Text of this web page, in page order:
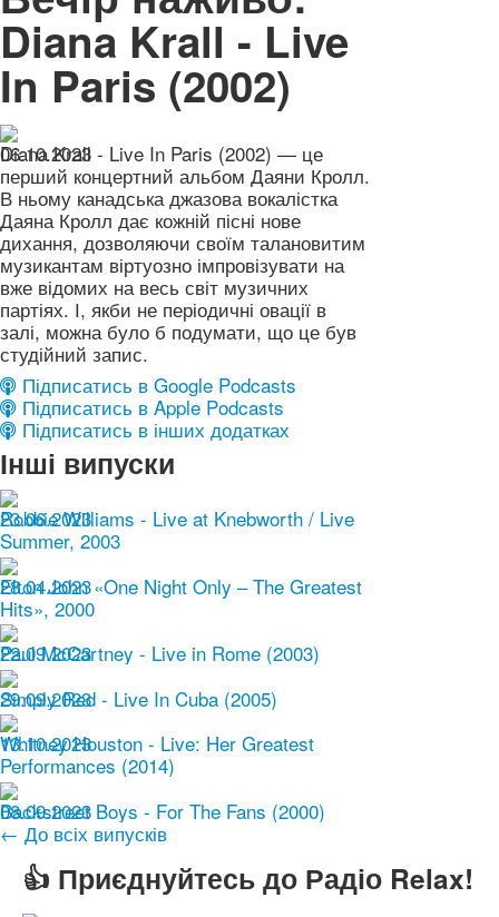
Diana Krall - Live
In Paris (2002)
06.10.2023
Diana Krall - Live In Paris (2002) — це
перший концертний альбом Даяни Кролл.
В ньому канадська джазова вокалістка
Даяна Кролл дає кожній пісні нове
дихання, дозволяючи своїм талановитим
музикантам віртуозно імпровізувати на
вже відомих на весь світ музичних
партіях. І, якби не періодичні овації в
залі, можна було б подумати, що це був
студійний запис.
Підписатись в Google Podcasts
Підписатись в Apple Podcasts
Підписатись в інших додатках
Інші випуски
23.06.2023
Robbie Williams - Live at Knebworth / Live
Summer, 2003
28.04.2023
Elton John «One Night Only – The Greatest
Hits», 2000
22.09.2023
Paul McCartney - Live in Rome (2003)
29.09.2023
Simply Red - Live In Cuba (2005)
13.10.2023
Whitney Houston - Live: Her Greatest
Performances (2014)
08.09.2023
Backstreet Boys - For The Fans (2000)
← До всіх випусків
👍 Приєднуйтесь до Радіо Relax!